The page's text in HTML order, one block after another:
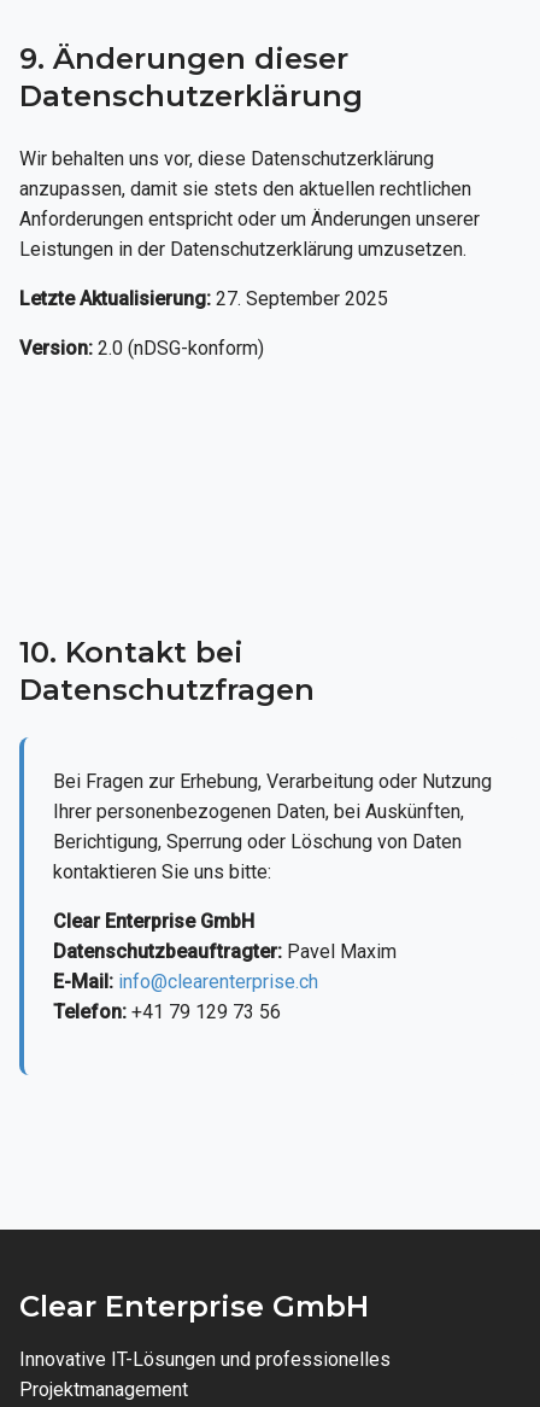
9. Änderungen dieser
Datenschutzerklärung
Wir behalten uns vor, diese Datenschutzerklärung
anzupassen, damit sie stets den aktuellen rechtlichen
Anforderungen entspricht oder um Änderungen unserer
Leistungen in der Datenschutzerklärung umzusetzen.
Letzte Aktualisierung: 27. September 2025
Version: 2.0 (nDSG-konform)
10. Kontakt bei
Datenschutzfragen
Bei Fragen zur Erhebung, Verarbeitung oder Nutzung
Ihrer personenbezogenen Daten, bei Auskünften,
Berichtigung, Sperrung oder Löschung von Daten
kontaktieren Sie uns bitte:
Clear Enterprise GmbH
Datenschutzbeauftragter: Pavel Maxim
E-Mail: info@clearenterprise.ch
Telefon: +41 79 129 73 56
Clear Enterprise GmbH
Innovative IT-Lösungen und professionelles
Projektmanagement